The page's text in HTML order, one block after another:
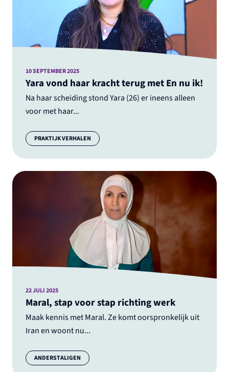
Yara vond haar kracht terug met En nu ik!
Na haar scheiding stond Yara (26) er ineens alleen
voor met haar...
10 SEPTEMBER 2025
Categorie:
PRAKTIJK VERHALEN
Maral, stap voor stap richting werk
Maak kennis met Maral. Ze komt oorspronkelijk uit
Iran en woont nu...
22 JULI 2025
Categorie:
ANDERSTALIGEN